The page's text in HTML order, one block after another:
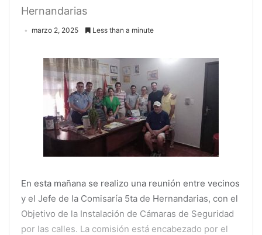
Hernandarias
marzo 2, 2025 Less than a minute
En esta mañana se realizo una reunión entre vecinos
y el Jefe de la Comisaría 5ta de Hernandarias, con el
Objetivo de la Instalación de Cámaras de Seguridad
por las calles. La comisión está encabezado por el